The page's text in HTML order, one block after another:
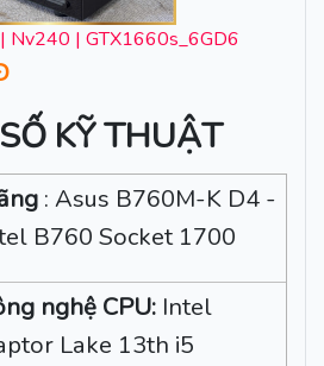
| GTX1660s_6GD6
KỸ THUẬT
: Asus B760M-K D4 -
B760 Socket 1700
nghệ CPU: Intel
Lake 13th i5